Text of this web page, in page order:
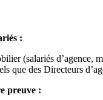
:
(salariés
que des Directeurs
preuve :